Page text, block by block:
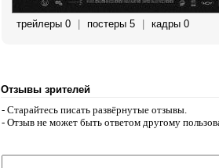
трейлеры 0 постеры 5 кадры 0
Отзывы зрителей
- Старайтесь писать развёрнутые отзывы.
- Отзыв не может быть ответом другому